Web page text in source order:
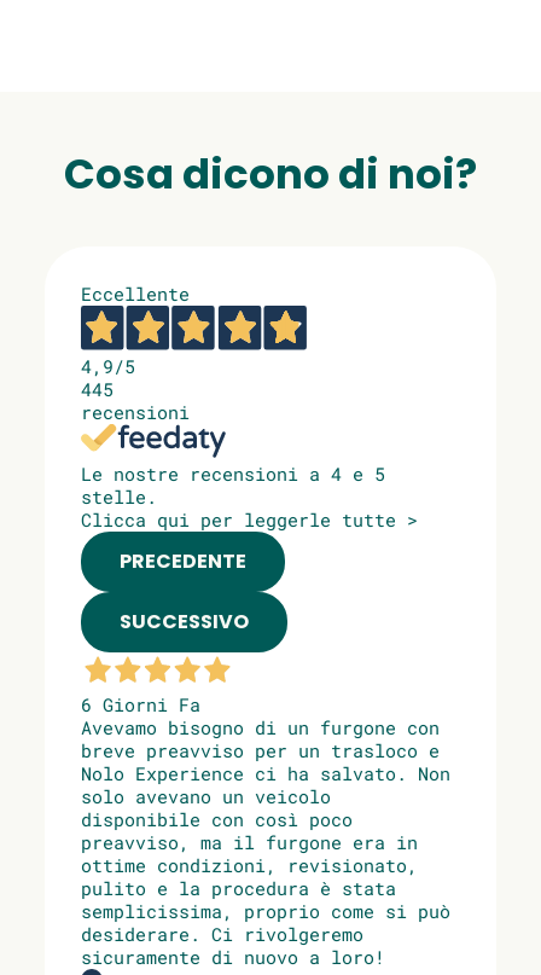
Cosa dicono di noi?
Eccellente
4,9/5
445
recensioni
Le nostre recensioni a 4 e 5
stelle.
Clicca qui per leggerle tutte >
PRECEDENTE
SUCCESSIVO
6 Giorni Fa
Avevamo bisogno di un furgone con
breve preavviso per un trasloco e
Nolo Experience ci ha salvato. Non
solo avevano un veicolo
disponibile con così poco
preavviso, ma il furgone era in
ottime condizioni, revisionato,
pulito e la procedura è stata
semplicissima, proprio come si può
desiderare. Ci rivolgeremo
sicuramente di nuovo a loro!